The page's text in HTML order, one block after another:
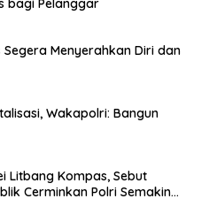
bagi Pelanggar
Menyerahkan Diri dan
Wakapolri: Bangun
Litbang Kompas, Sebut
Cerminkan Polri Semakin